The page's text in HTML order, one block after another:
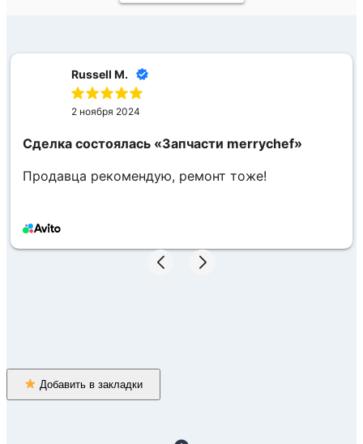
Russell M.
2 ноября 2024
Сделка состоялась «Запчасти merrychef»
Продавца рекомендую, ремонт тоже!
Добавить в закладки